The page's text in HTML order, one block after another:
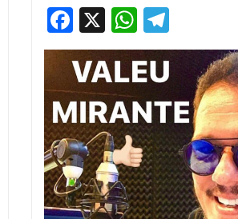
Facebook
X WhatsApp